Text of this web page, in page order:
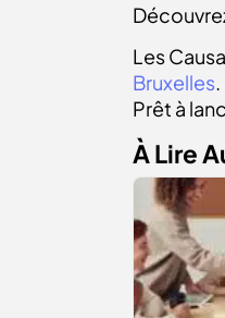
Les
Bruxelles.
Prêt à
À Lire